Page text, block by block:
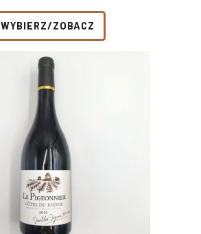
WYBIERZ/ZOBACZ